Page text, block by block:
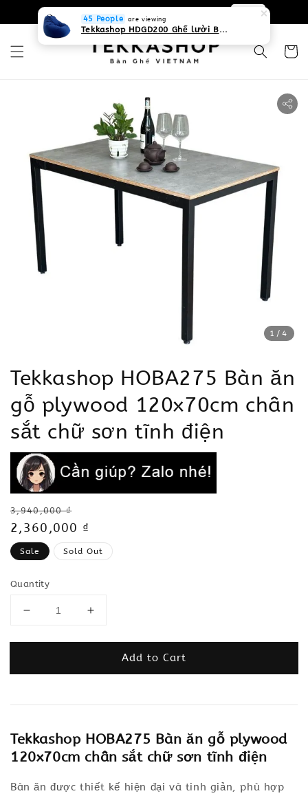
0931268840 Liên hệ với chúng tôi
1 /4
Tekkashop HOBA275 Bàn ăn
gỗ plywood 120x70cm chân
sắt chữ sơn tĩnh điện
Regular
price
3,940,000 ₫
Sale
price
2,360,000 ₫
Sale Sold Out
Quantity
Add to Cart
Tekkashop HOBA275 Bàn ăn gỗ plywood
120x70cm chân sắt chữ sơn tĩnh điện
Bàn ăn được thiết kế hiện đại và tinh giản, phù hợp
45 People are viewing
Tekkashop HDGD200 Ghế lười Beanbag form truyền thống, chất liệu Olefin canvas kháng nước, màu xanh biển, có thể sử dụng trong nhà và cả ngoài trời, có quai xách